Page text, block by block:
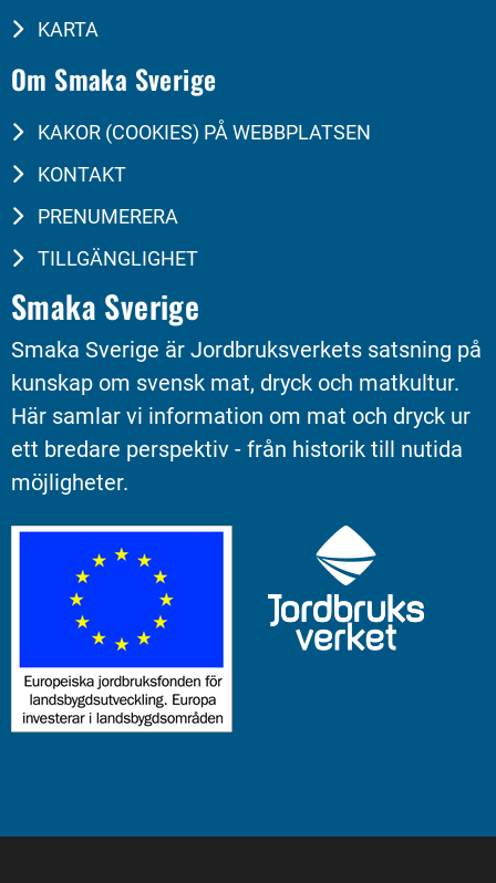
KARTA
Om Smaka Sverige
KAKOR (COOKIES) PÅ WEBBPLATSEN
KONTAKT
PRENUMERERA
TILLGÄNGLIGHET
Smaka Sverige
Smaka Sverige är Jordbruksverkets satsning på
kunskap om svensk mat, dryck och matkultur.
Här samlar vi information om mat och dryck ur
ett bredare perspektiv - från historik till nutida
möjligheter.